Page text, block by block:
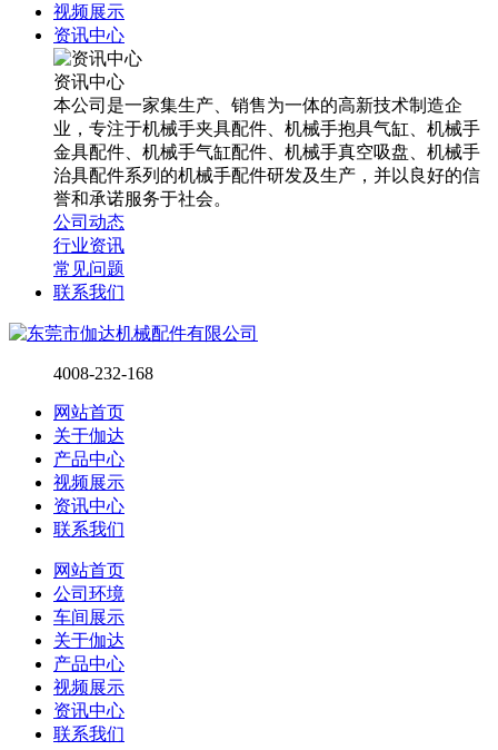
视频展示
资讯中心
资讯中心
本公司是一家集生产、销售为一体的高新技术制造企
业，专注于机械手夹具配件、机械手抱具气缸、机械手
金具配件、机械手气缸配件、机械手真空吸盘、机械手
治具配件系列的机械手配件研发及生产，并以良好的信
誉和承诺服务于社会。
公司动态
行业资讯
常见问题
联系我们
4008-232-168
网站首页
关于伽达
产品中心
视频展示
资讯中心
联系我们
网站首页
公司环境
车间展示
关于伽达
产品中心
视频展示
资讯中心
联系我们